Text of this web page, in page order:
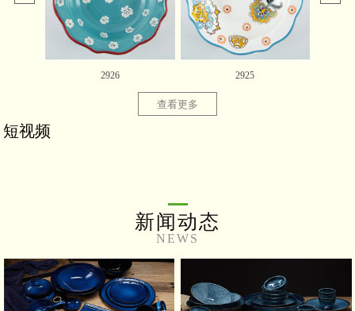
2926 2925
查看更多
短视频
新闻动态
NEWS